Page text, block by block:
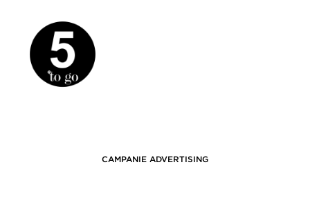
CAMPANIE ADVERTISING